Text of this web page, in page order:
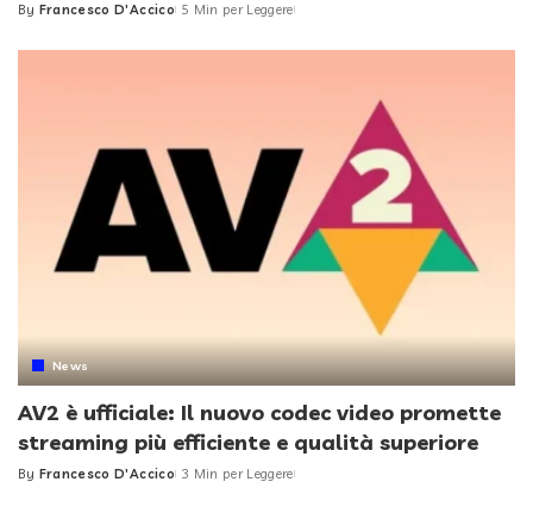
Posted
By Francesco D'Accico 5 Min per Leggere
News
AV2 è ufficiale: Il nuovo codec video promette
streaming più efficiente e qualità superiore
Posted
By Francesco D'Accico 3 Min per Leggere